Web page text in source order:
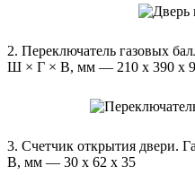
2. Переключатель газовых
Ш × Г × В, мм — 210 x 390 x
3. Счетчик открытия двери.
В, мм — 30 x 62 x 35